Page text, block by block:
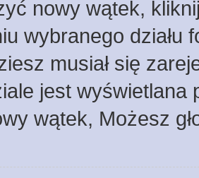
nowy wątek,
wybranego działu
musiał się
jest wyświetlana
wątek, Możesz